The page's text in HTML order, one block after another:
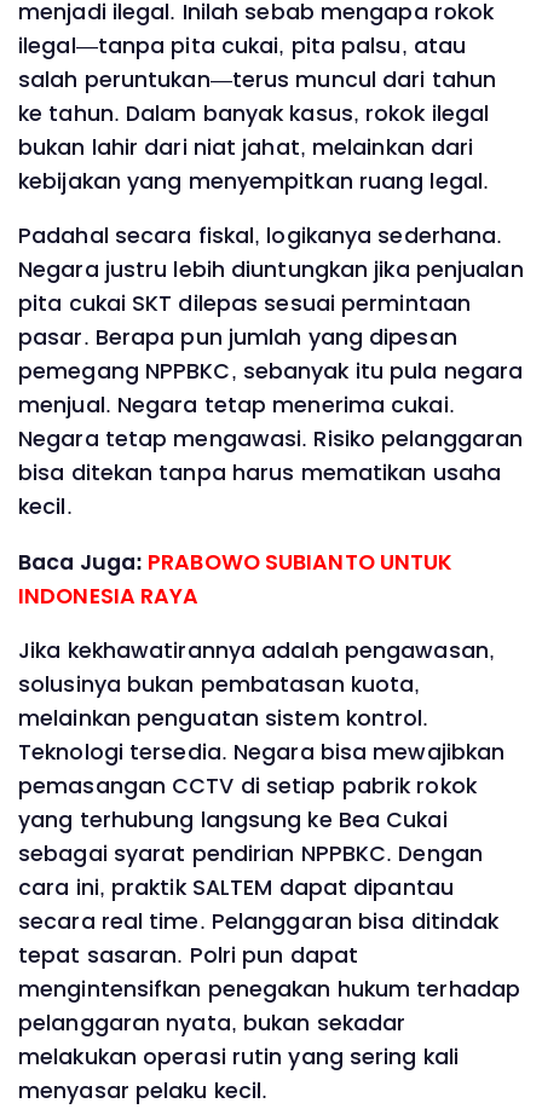
menjadi ilegal. Inilah sebab mengapa rokok
ilegal—tanpa pita cukai, pita palsu, atau
salah peruntukan—terus muncul dari tahun
ke tahun. Dalam banyak kasus, rokok ilegal
bukan lahir dari niat jahat, melainkan dari
kebijakan yang menyempitkan ruang legal.
Padahal secara fiskal, logikanya sederhana.
Negara justru lebih diuntungkan jika penjualan
pita cukai SKT dilepas sesuai permintaan
pasar. Berapa pun jumlah yang dipesan
pemegang NPPBKC, sebanyak itu pula negara
menjual. Negara tetap menerima cukai.
Negara tetap mengawasi. Risiko pelanggaran
bisa ditekan tanpa harus mematikan usaha
kecil.
Baca Juga: PRABOWO SUBIANTO UNTUK
INDONESIA RAYA
Jika kekhawatirannya adalah pengawasan,
solusinya bukan pembatasan kuota,
melainkan penguatan sistem kontrol.
Teknologi tersedia. Negara bisa mewajibkan
pemasangan CCTV di setiap pabrik rokok
yang terhubung langsung ke Bea Cukai
sebagai syarat pendirian NPPBKC. Dengan
cara ini, praktik SALTEM dapat dipantau
secara real time. Pelanggaran bisa ditindak
tepat sasaran. Polri pun dapat
mengintensifkan penegakan hukum terhadap
pelanggaran nyata, bukan sekadar
melakukan operasi rutin yang sering kali
menyasar pelaku kecil.